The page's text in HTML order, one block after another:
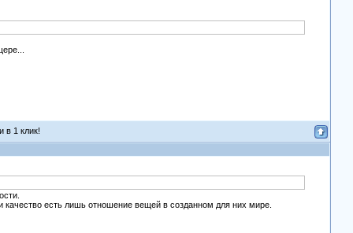
в 1 клик!
есть лишь отношение вещей в созданном для них мире.